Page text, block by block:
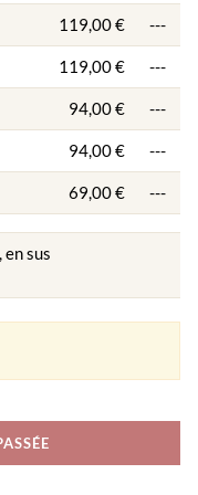
119,00 € ---
119,00 € ---
94,00 € ---
94,00 € ---
69,00 € ---
en sus